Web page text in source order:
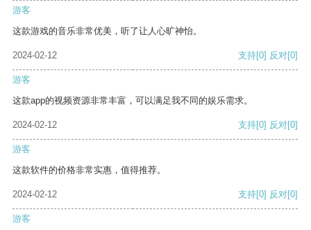
游客
这款游戏的音乐非常优美，听了让人心旷神怡。
2024-02-12 支持[0] 反对[0]
游客
这款app的视频资源非常丰富，可以满足我不同的娱乐需求。
2024-02-12 支持[0] 反对[0]
游客
这款软件的价格非常实惠，值得推荐。
2024-02-12 支持[0] 反对[0]
游客